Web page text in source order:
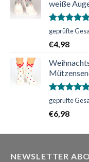
weiße
Bewertet
von 5
geprüfte
€4,98
Bewertet
von 5
geprüfte
€6,98
NEWSLETTER